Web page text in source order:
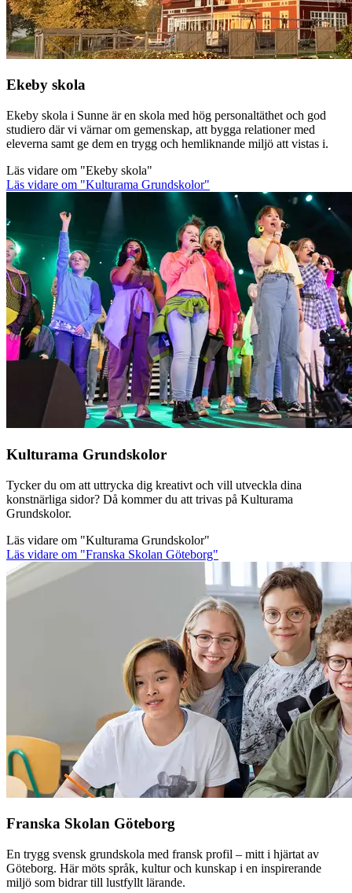
Ekeby skola
Ekeby skola i Sunne är en skola med hög personaltäthet och god
studiero där vi värnar om gemenskap, att bygga relationer med
eleverna samt ge dem en trygg och hemliknande miljö att vistas i.
Läs vidare om "Ekeby skola"
Läs vidare om "Kulturama Grundskolor"
Kulturama Grundskolor
Tycker du om att uttrycka dig kreativt och vill utveckla dina
konstnärliga sidor? Då kommer du att trivas på Kulturama
Grundskolor.
Läs vidare om "Kulturama Grundskolor"
Läs vidare om "Franska Skolan Göteborg"
Franska Skolan Göteborg
En trygg svensk grundskola med fransk profil – mitt i hjärtat av
Göteborg. Här möts språk, kultur och kunskap i en inspirerande
miljö som bidrar till lustfyllt lärande.